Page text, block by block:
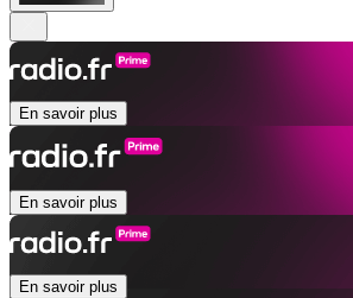
En savoir plus
En savoir plus
En savoir plus